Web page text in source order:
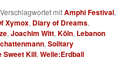
Verschlagwortet mitAmphi Festival,
Xymox, Diary of Dreams,
,Joachim Witt,Köln, Lebanon
,Solitary
Sweet Kill,Welle:Erdball